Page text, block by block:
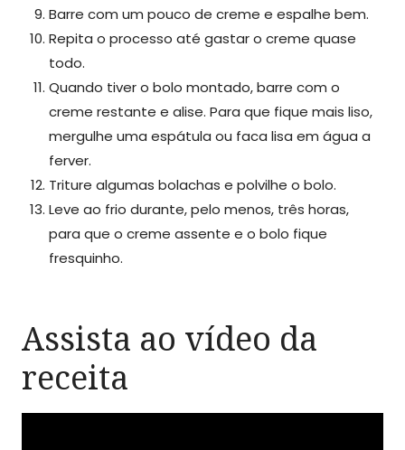
Barre com um pouco de creme e espalhe bem.
Repita o processo até gastar o creme quase
todo.
Quando tiver o bolo montado, barre com o
creme restante e alise. Para que fique mais liso,
mergulhe uma espátula ou faca lisa em água a
ferver.
Triture algumas bolachas e polvilhe o bolo.
Leve ao frio durante, pelo menos, três horas,
para que o creme assente e o bolo fique
fresquinho.
Assista ao vídeo da
receita